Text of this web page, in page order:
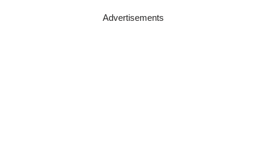
Advertisements